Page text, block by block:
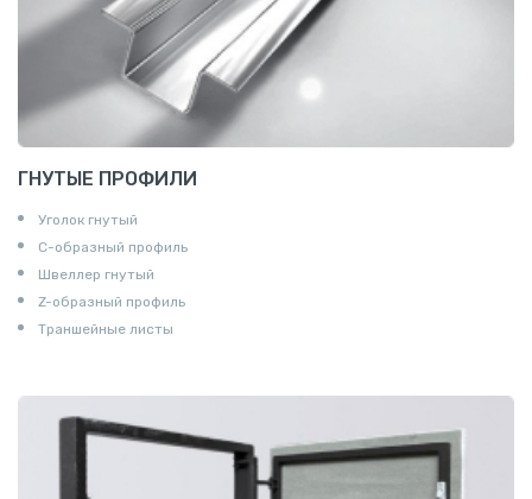
ГНУТЫЕ ПРОФИЛИ
Уголок гнутый
С-образный профиль
Швеллер гнутый
Z-образный профиль
Траншейные листы